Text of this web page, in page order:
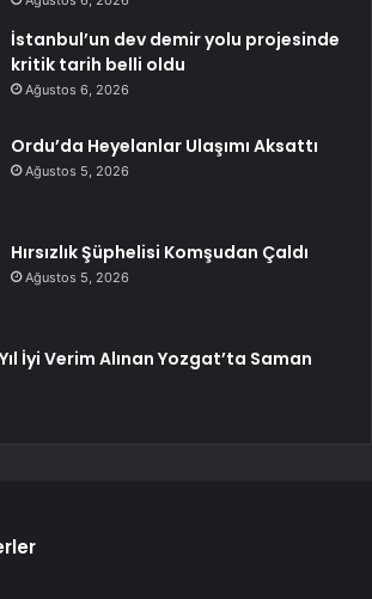
İstanbul’un dev demir yolu projesinde
kritik tarih belli oldu
Ağustos 6, 2026
Ordu’da Heyelanlar Ulaşımı Aksattı
Ağustos 5, 2026
Hırsızlık Şüphelisi Komşudan Çaldı
Ağustos 5, 2026
İyi Verim Alınan Yozgat’ta Saman